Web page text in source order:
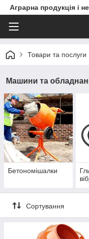
Аграрна продукція і
Товари та послуги
Машини та
Бетономішалки
Сортування